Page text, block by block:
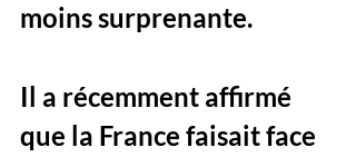
moins surprenante.
Il a récemment affirmé
que la France faisait face